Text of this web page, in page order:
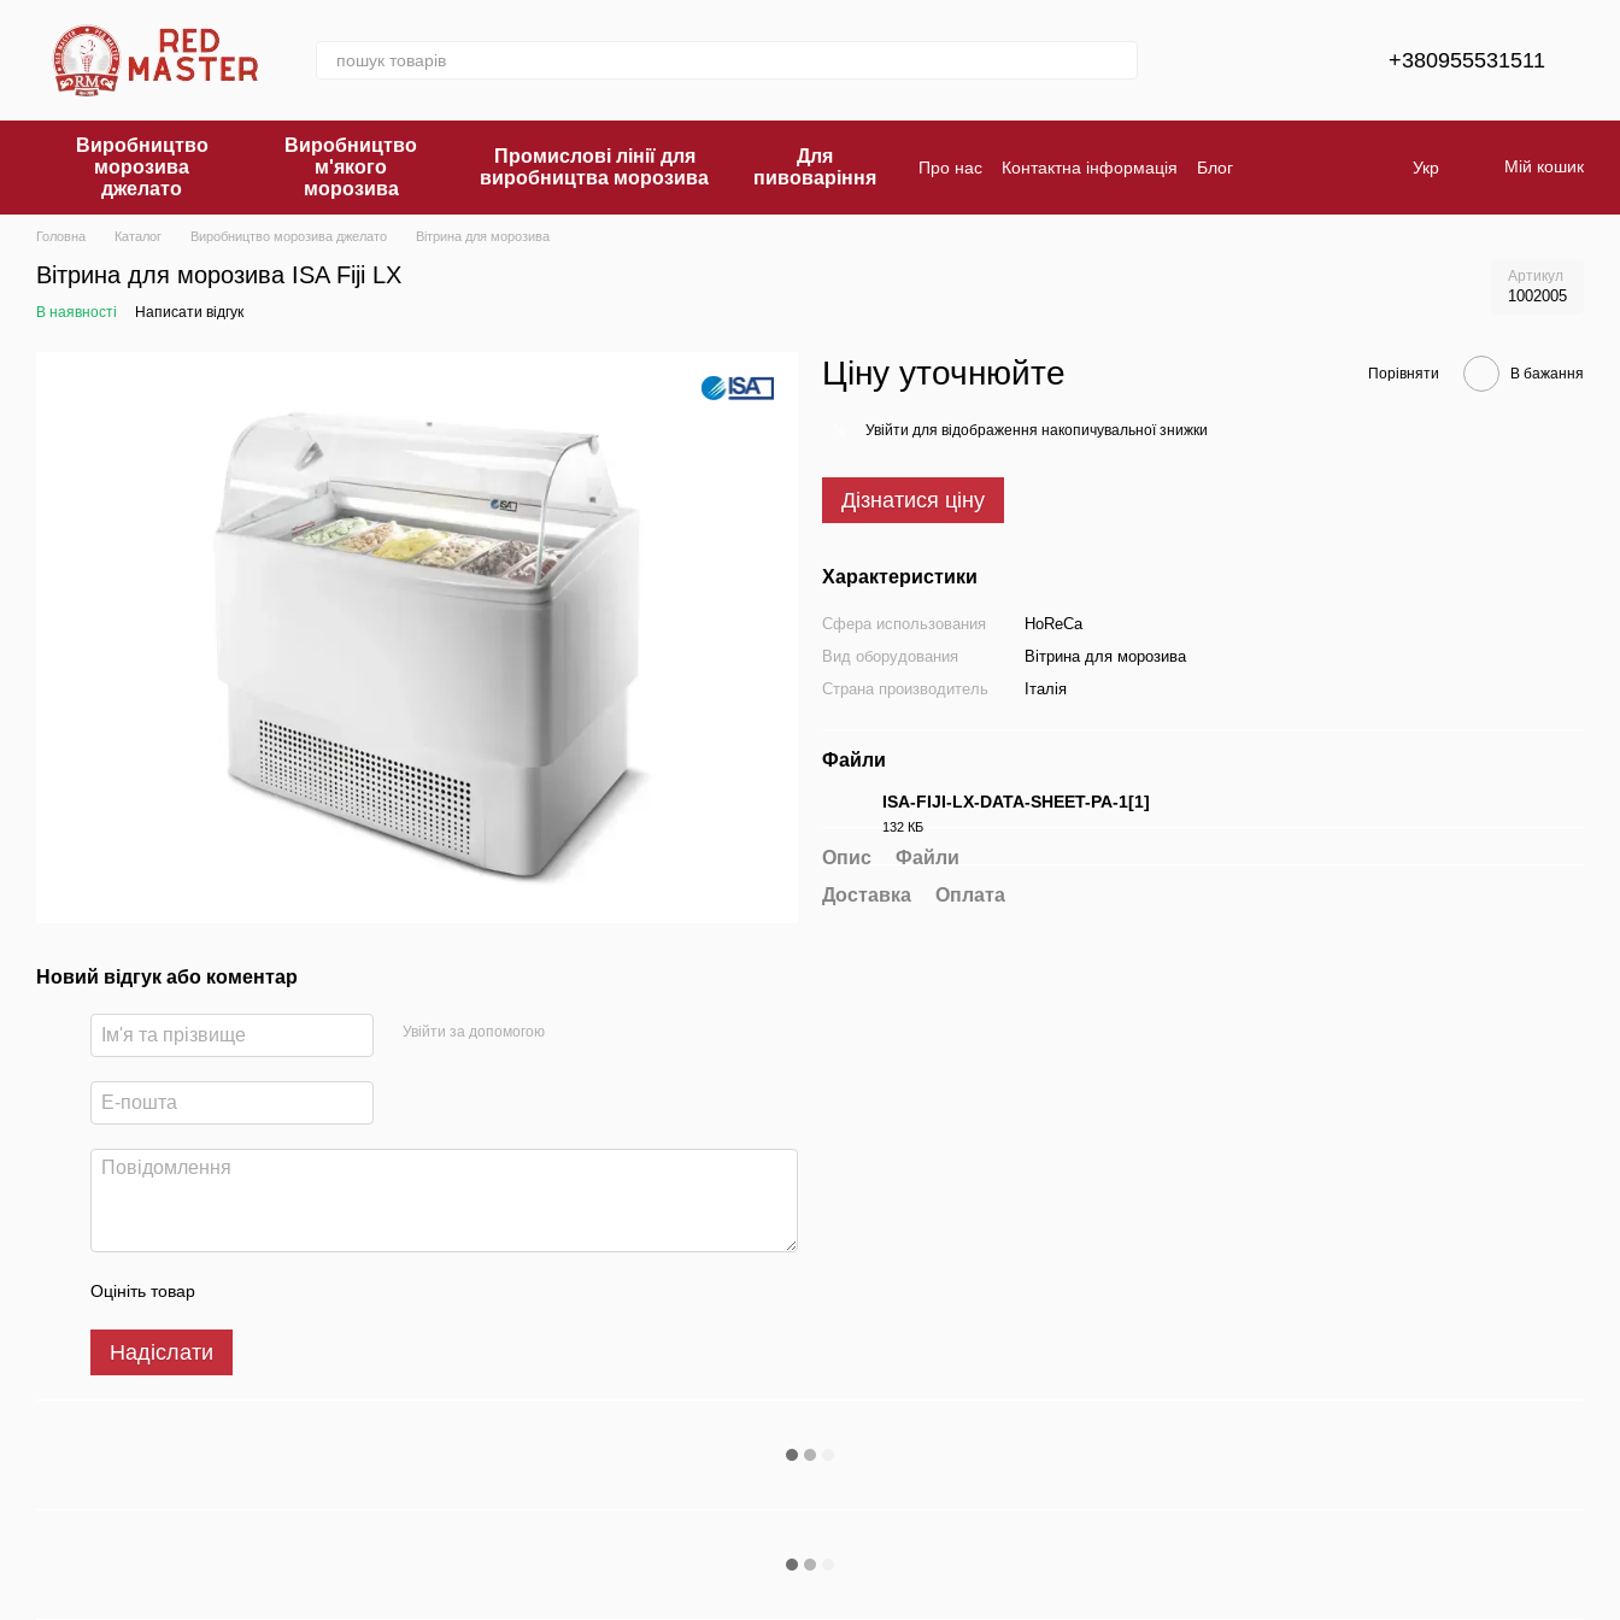
+380955531511
Виробництво
морозива
джелато
Виробництво
м'якого
морозива
Промислові лінії для
виробництва морозива
Для
пивоваріння
Про нас Контактна інформація
Блог
Укр Мій кошик
Головна Каталог Виробництво морозива джелато Вітрина для морозива
Вітрина для морозива ISA Fiji LX Артикул
1002005
В наявності Написати відгук
Новий відгук або коментар
Увійти за допомогою
Оцініть товар
Надіслати
Ціну уточнюйте Порівняти В бажання
Увійти для відображення накопичувальної знижки
Дізнатися ціну
Характеристики
Сфера использования
HoReCa
Вид оборудования
Вітрина для морозива
Страна производитель
Італія
Файли
ISA-FIJI-LX-DATA-SHEET-PA-1[1]
132 КБ
Опис
Файли
Доставка
Оплата